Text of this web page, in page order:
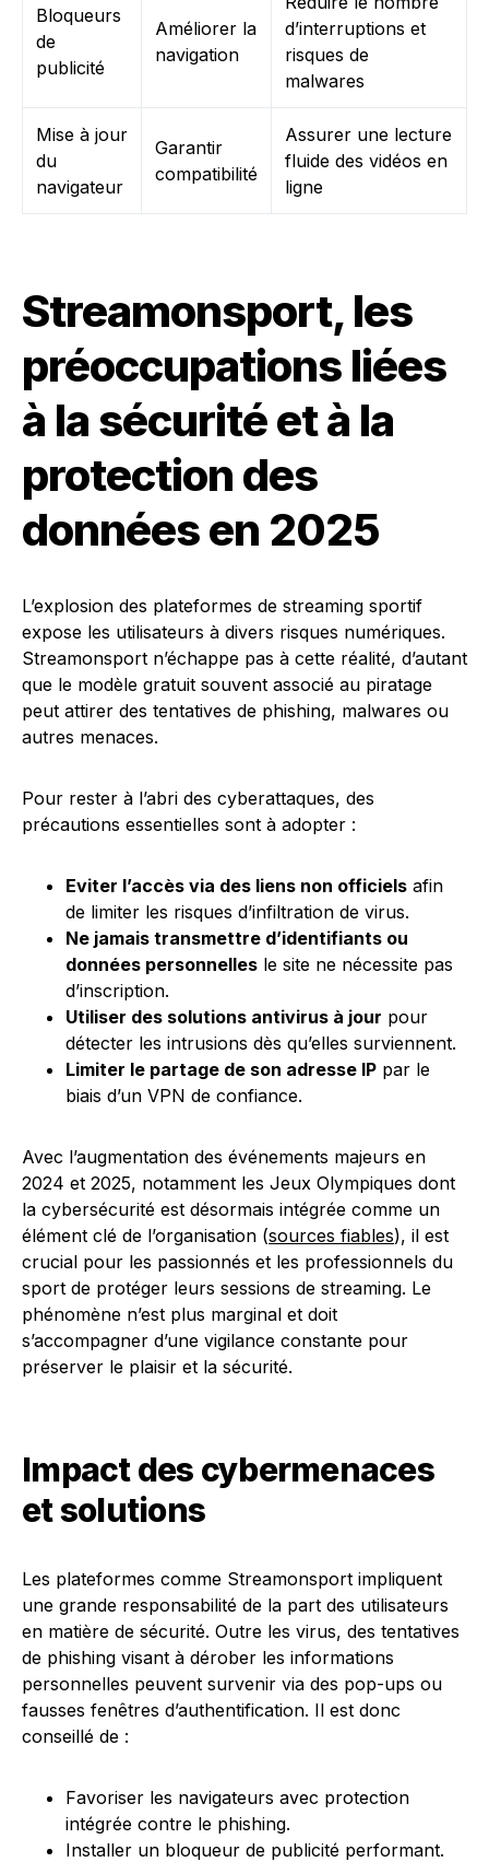
Bloqueurs
de
publicité
Améliorer la
navigation
d’interruptions et
risques de
malwares
Mise à jour
du
navigateur
Garantir
compatibilité
Assurer une lecture
fluide des vidéos en
ligne
Streamonsport, les
préoccupations liées
à la sécurité et à la
protection des
données en 2025
L’explosion des plateformes de streaming sportif
expose les utilisateurs à divers risques numériques.
Streamonsport n’échappe pas à cette réalité, d’autant
que le modèle gratuit souvent associé au piratage
peut attirer des tentatives de phishing, malwares ou
autres menaces.
Pour rester à l’abri des cyberattaques, des
précautions essentielles sont à adopter :
Eviter l’accès via des liens non officiels afin
de limiter les risques d’infiltration de virus.
Ne jamais transmettre d’identifiants ou
données personnelles le site ne nécessite pas
d’inscription.
Utiliser des solutions antivirus à jour pour
détecter les intrusions dès qu’elles surviennent.
Limiter le partage de son adresse IP par le
biais d’un VPN de confiance.
Avec l’augmentation des événements majeurs en
2024 et 2025, notamment les Jeux Olympiques dont
la cybersécurité est désormais intégrée comme un
élément clé de l’organisation (sources fiables), il est
crucial pour les passionnés et les professionnels du
sport de protéger leurs sessions de streaming. Le
phénomène n’est plus marginal et doit
s’accompagner d’une vigilance constante pour
préserver le plaisir et la sécurité.
Impact des cybermenaces
et solutions
Les plateformes comme Streamonsport impliquent
une grande responsabilité de la part des utilisateurs
en matière de sécurité. Outre les virus, des tentatives
de phishing visant à dérober les informations
personnelles peuvent survenir via des pop-ups ou
fausses fenêtres d’authentification. Il est donc
conseillé de :
Favoriser les navigateurs avec protection
intégrée contre le phishing.
Installer un bloqueur de publicité performant.